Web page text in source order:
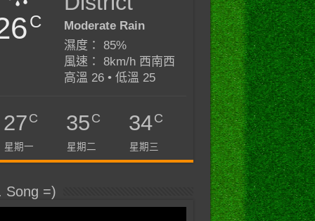
C
Moderate Rain
濕度： 85%
風速： 8km/h 西南西
高溫 26 • 低溫 25
27C
星期一
35C
星期二
34C
星期三
Song =)